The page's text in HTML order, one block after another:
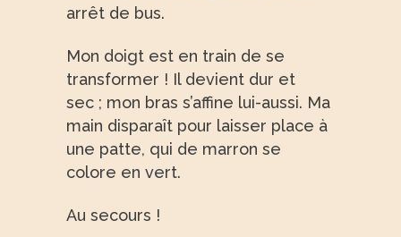
arrêt de bus.
Mon doigt est en train de se
transformer ! Il devient dur et
sec ; mon bras s’affine lui-aussi. Ma
main disparaît pour laisser place à
une patte, qui de marron se
colore en vert.
Au secours !